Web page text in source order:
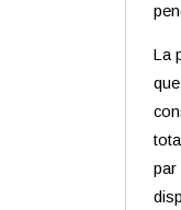
La
par